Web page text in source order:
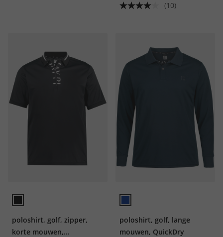
(10)
poloshirt, golf, zipper,
korte mouwen,
poloshirt, golf, lange
mouwen, QuickDry